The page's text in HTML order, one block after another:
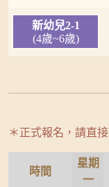
新幼兒2-1
(4歲~6歲)
＊正式報名，請直
時間
星期
一